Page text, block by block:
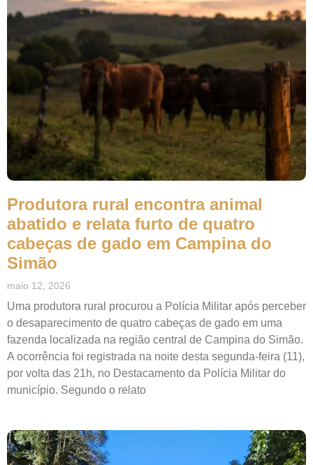
Produtora rural encontra animal
abatido e relata furto de quatro
cabeças de gado em Campina do
Simão
maio 12, 2026
Uma produtora rural procurou a Polícia Militar após perceber
o desaparecimento de quatro cabeças de gado em uma
fazenda localizada na região central de Campina do Simão.
A ocorrência foi registrada na noite desta segunda-feira (11),
por volta das 21h, no Destacamento da Polícia Militar do
município. Segundo o relato